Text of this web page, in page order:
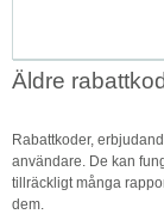
Äldre
Rabattkoder,
användare. De kan
tillräckligt många
dem.